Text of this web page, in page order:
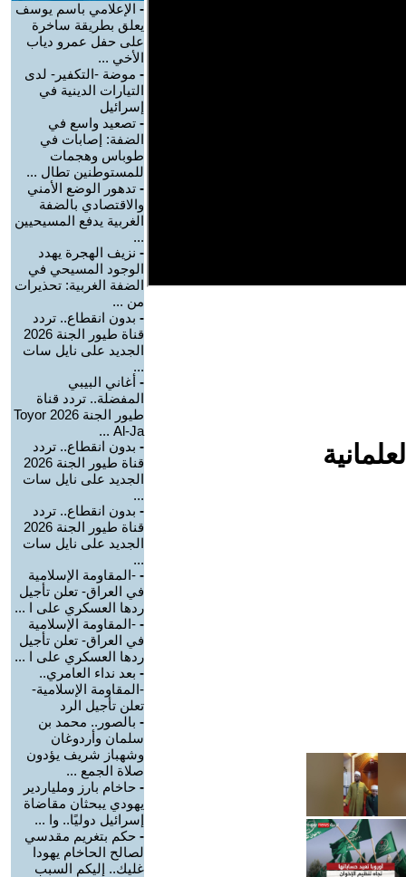
- الإعلامي باسم يوسف
يعلق بطريقة ساخرة
على حفل عمرو دياب
الأخي ...
- موضة -التكفير- لدى
التيارات الدينية في
إسرائيل
- تصعيد واسع في
الضفة: إصابات في
طوباس وهجمات
للمستوطنين تطال ...
- تدهور الوضع الأمني
والاقتصادي بالضفة
الغربية يدفع المسيحيين
...
- نزيف الهجرة يهدد
الوجود المسيحي في
الضفة الغربية: تحذيرات
من ...
- بدون انقطاع.. تردد
قناة طيور الجنة 2026
الجديد على نايل سات
...
- أغاني البيبي
المفضلة.. تردد قناة
طيور الجنة 2026 Toyor
Al-Ja ...
- بدون انقطاع.. تردد
قناة طيور الجنة 2026
الجديد على نايل سات
...
- بدون انقطاع.. تردد
قناة طيور الجنة 2026
الجديد على نايل سات
...
- -المقاومة الإسلامية
في العراق- تعلن تأجيل
ردها العسكري على ا ...
- -المقاومة الإسلامية
في العراق- تعلن تأجيل
ردها العسكري على ا ...
- بعد نداء العامري..
-المقاومة الإسلامية-
تعلن تأجيل الرد
- بالصور.. محمد بن
سلمان وأردوغان
وشهباز شريف يؤدون
صلاة الجمع ...
- حاخام بارز وملياردير
يهودي يبحثان مقاضاة
إسرائيل دوليًا.. وا ...
- حكم بتغريم مقدسي
لصالح الحاخام يهودا
غليك.. إليكم السبب